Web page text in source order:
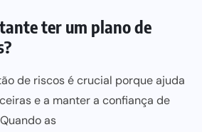
ter um plano de
de riscos é crucial porque ajuda
e a manter a confiança de
as